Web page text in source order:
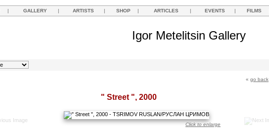
| GALLERY | ARTISTS | SHOP | ARTICLES | EVENTS | FILMS
Igor Metelitsin Gallery
« go back
" Street ", 2000
Click to enlarge